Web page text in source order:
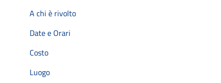
A chi è rivolto
Date e Orari
Costo
Luogo